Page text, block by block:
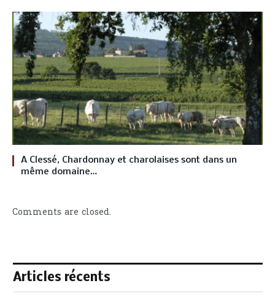
A Clessé, Chardonnay et charolaises sont dans un
même domaine…
Comments are closed.
Articles récents